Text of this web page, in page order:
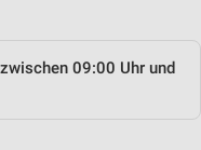
09:00 Uhr und